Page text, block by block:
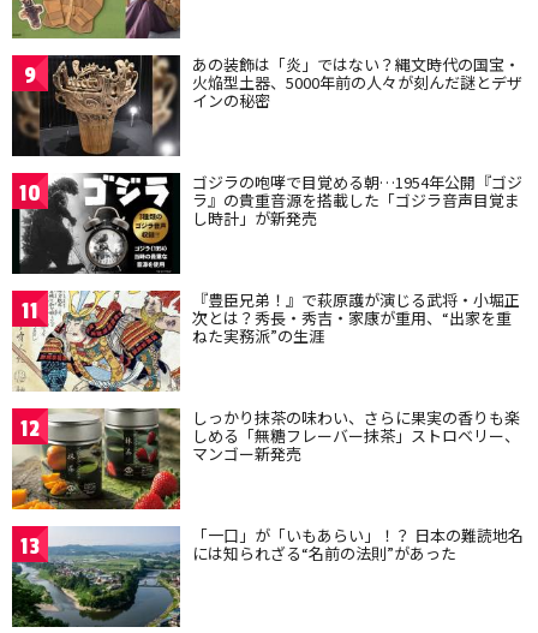
9 あの装飾は「炎」ではない？縄文時代の国宝・
火焔型土器、5000年前の人々が刻んだ謎とデザ
インの秘密
10 ゴジラの咆哮で目覚める朝…1954年公開『ゴジ
ラ』の貴重音源を搭載した「ゴジラ音声目覚ま
し時計」が新発売
11 『豊臣兄弟！』で萩原護が演じる武将・小堀正
次とは？秀長・秀吉・家康が重用、“出家を重
ねた実務派”の生涯
12 しっかり抹茶の味わい、さらに果実の香りも楽
しめる「無糖フレーバー抹茶」ストロベリー、
マンゴー新発売
13 「一口」が「いもあらい」！？ 日本の難読地名
には知られざる“名前の法則”があった